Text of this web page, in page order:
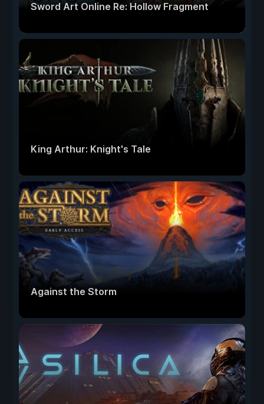
Sword Art Online Re: Hollow Fragment
King Arthur: Knight's Tale
Against the Storm